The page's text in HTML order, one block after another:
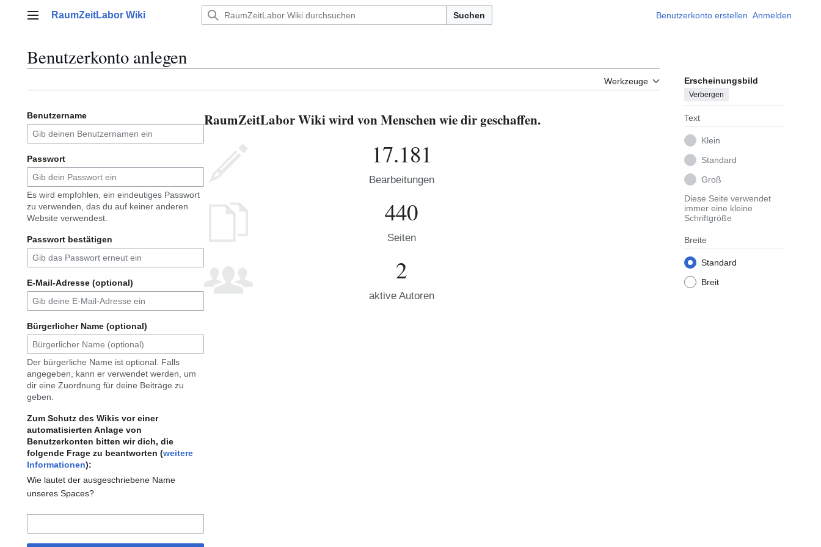
Hauptmenü
RaumZeitLabor Wiki Suchen Benutzerkonto erstellen Anmelden
Benutzerkonto anlegen
Werkzeuge Erscheinungsbild
Verbergen
Text
Klein
Standard
Groß
Diese Seite verwendet
immer eine kleine
Schriftgröße
Breite
Standard
Breit
Benutzername
Passwort
Es wird empfohlen, ein eindeutiges Passwort
zu verwenden, das du auf keiner anderen
Website verwendest.
Passwort bestätigen
E-Mail-Adresse (optional)
Bürgerlicher Name (optional)
Der bürgerliche Name ist optional. Falls
angegeben, kann er verwendet werden, um
dir eine Zuordnung für deine Beiträge zu
geben.
Zum Schutz des Wikis vor einer
automatisierten Anlage von
Benutzerkonten bitten wir dich, die
folgende Frage zu beantworten (weitere
Informationen):
Wie lautet der ausgeschriebene Name
unseres Spaces?
RaumZeitLabor Wiki wird von Menschen wie dir geschaffen.
17.181
Bearbeitungen
440
Seiten
2
aktive Autoren